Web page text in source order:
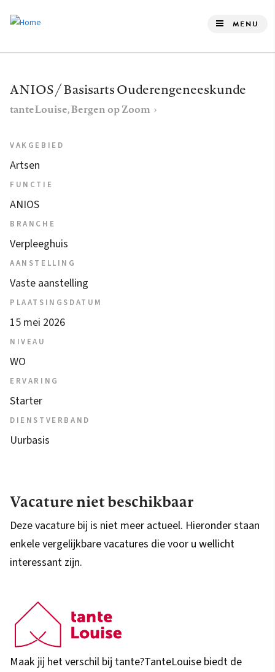
de
gaan
MENU
ANIOS / Basisarts Ouderengeneeskunde
tanteLouise, Bergen op Zoom
VAKGEBIED
Artsen
FUNCTIE
ANIOS
BRANCHE
Verpleeghuis
AANSTELLING
Vaste aanstelling
PLAATSINGSDATUM
15 mei 2026
NIVEAU
WO
ERVARING
Starter
DIENSTVERBAND
Uurbasis
Vacature niet beschikbaar
Deze vacature bij is niet meer actueel. Hieronder staan
enkele vergelijkbare vacatures die voor u wellicht
interessant zijn.
Maak jij het verschil bij tante?TanteLouise biedt de